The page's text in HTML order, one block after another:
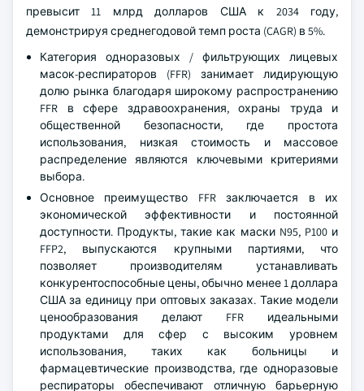
превысит 11 млрд долларов США к 2034 году,
демонстрируя среднегодовой темп роста (CAGR) в 5%.
Категория одноразовых / фильтрующих лицевых
масок-респираторов (FFR) занимает лидирующую
долю рынка благодаря широкому распространению
FFR в сфере здравоохранения, охраны труда и
общественной безопасности, где простота
использования, низкая стоимость и массовое
распределение являются ключевыми критериями
выбора.
Основное преимущество FFR заключается в их
экономической эффективности и постоянной
доступности. Продукты, такие как маски N95, P100 и
FFP2, выпускаются крупными партиями, что
позволяет производителям устанавливать
конкурентоспособные цены, обычно менее 1 доллара
США за единицу при оптовых заказах. Такие модели
ценообразования делают FFR идеальными
продуктами для сфер с высоким уровнем
использования, таких как больницы и
фармацевтические производства, где одноразовые
респираторы обеспечивают отличную барьерную